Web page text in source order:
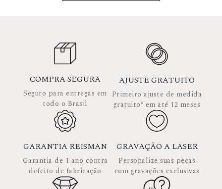
COMPRA SEGURA
Seguro para entregas em
todo o Brasil
AJUSTE GRATUITO
Primeiro ajuste de medida
gratuito* em até 12 meses
GARANTIA REISMAN
Garantia de 1 ano contra
defeito de fabricação
GRAVAÇÃO A LASER
Personalize suas peças
com gravações exclusivas